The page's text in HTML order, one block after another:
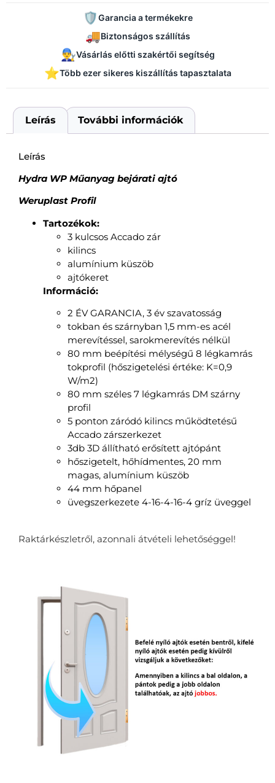
🛡️Garancia a termékekre
🚚Biztonságos szállítás
👨‍🔧Vásárlás előtti szakértői segítség
⭐Több ezer sikeres kiszállítás tapasztalata
Leírás További információk
Leírás
Hydra WP Műanyag bejárati ajtó
Weruplast Profil
Tartozékok:
3 kulcsos Accado zár
kilincs
alumínium küszöb
ajtókeret
Információ:
2 ÉV GARANCIA, 3 év szavatosság
tokban és szárnyban 1,5 mm-es acél
merevítéssel, sarokmerevítés nélkül
80 mm beépítési mélységű 8 légkamrás
tokprofil (hőszigetelési értéke: K=0,9
W/m2)
80 mm széles 7 légkamrás DM szárny
profil
5 ponton záródó kilincs működtetésű
Accado zárszerkezet
3db 3D állítható erősített ajtópánt
hőszigetelt, hőhídmentes, 20 mm
magas, alumínium küszöb
44 mm hőpanel
üvegszerkezete 4-16-4-16-4 gríz üveggel
Raktárkészletről, azonnali átvételi lehetőséggel!